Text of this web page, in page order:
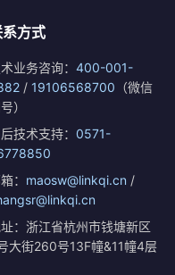
方式
业务咨询： 400-001-
/ 19106568700 （微信
）
技术支持： 0571-
： maosw@linkqi.cn /
：浙江省杭州市钱塘新区
大街260号13F幢&11幢4层